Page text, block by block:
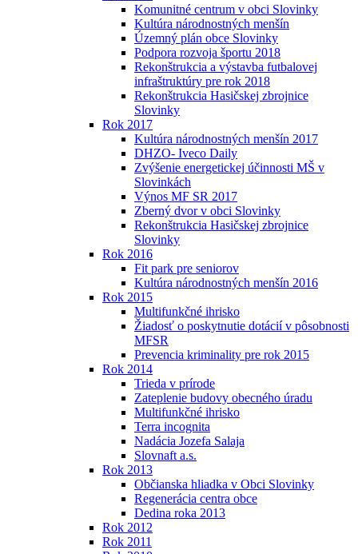
Komunitné centrum v obci Slovinky
Kultúra národnostných menšín
Územný plán obce Slovinky
Podpora rozvoja športu 2018
Rekonštrukcia a výstavba futbalovej
infraštruktúry pre rok 2018
Rekonštrukcia Hasičskej zbrojnice
Slovinky
Rok 2017
Kultúra národnostných menšín 2017
DHZO- Iveco Daily
Zvýšenie energetickej účinnosti MŠ v
Slovinkách
Výnos MF SR 2017
Zberný dvor v obci Slovinky
Rekonštrukcia Hasičskej zbrojnice
Slovinky
Rok 2016
Fit park pre seniorov
Kultúra národnostných menšín 2016
Rok 2015
Multifunkčné ihrisko
Žiadosť o poskytnutie dotácií v pôsobnosti
MFSR
Prevencia kriminality pre rok 2015
Rok 2014
Trieda v prírode
Zateplenie budovy obecného úradu
Multifunkčné ihrisko
Terra incognita
Nadácia Jozefa Salaja
Slovnaft a.s.
Rok 2013
Občianska hliadka v Obci Slovinky
Regenerácia centra obce
Dedina roka 2013
Rok 2012
Rok 2011